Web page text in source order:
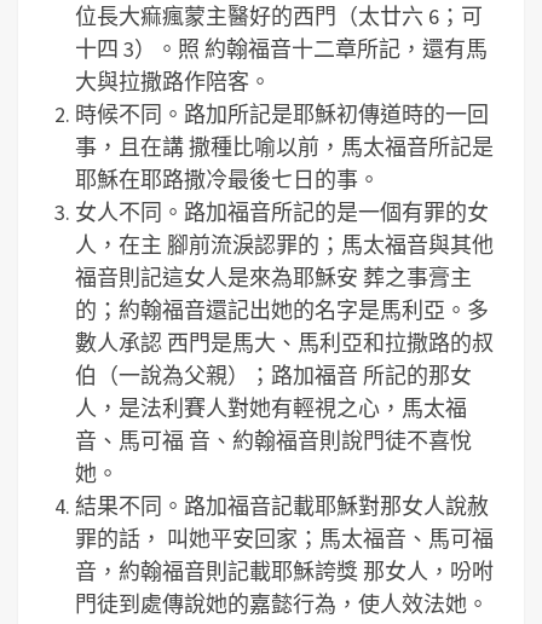
位長大痲瘋蒙主醫好的西門（太廿六 6；可
十四 3）。照 約翰福音十二章所記，還有馬
大與拉撒路作陪客。
時候不同。路加所記是耶穌初傳道時的一回
事，且在講 撒種比喻以前，馬太福音所記是
耶穌在耶路撒冷最後七日的事。
女人不同。路加福音所記的是一個有罪的女
人，在主 腳前流淚認罪的；馬太福音與其他
福音則記這女人是來為耶穌安 葬之事膏主
的；約翰福音還記出她的名字是馬利亞。多
數人承認 西門是馬大、馬利亞和拉撒路的叔
伯（一說為父親）；路加福音 所記的那女
人，是法利賽人對她有輕視之心，馬太福
音、馬可福 音、約翰福音則說門徒不喜悅
她。
結果不同。路加福音記載耶穌對那女人說赦
罪的話， 叫她平安回家；馬太福音、馬可福
音，約翰福音則記載耶穌誇獎 那女人，吩咐
門徒到處傳說她的嘉懿行為，使人效法她。